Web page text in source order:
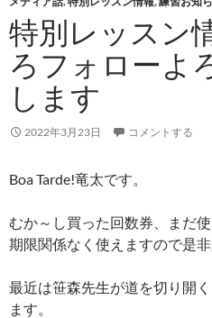
特別レッスン
ろフォローよ
します
2022年3月23日 コメントする
Boa Tarde!竜太です。
むか～し買った回数券、まだ
期限関係なく使えますので是非
最近は笹森先生が道を切り開
ます。